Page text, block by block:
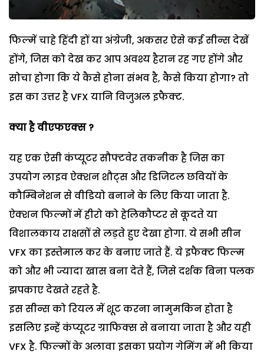
फिल्में चाहे हिंदी हों या अंग्रेजी, अकसर ऐसे कई सीन्स देखें
होंगे, जिस को देख कर आप अवश्य हैरान रह गए होंगे और
सोचा होगा कि ये कैसे होना संभव है, कैसे किया होगा? तो
इस का उत्तर है VFX यानि विजुअल इफैक्ट.
क्या है वीएफएक्स ?
यह एक ऐसी कंप्यूटर सौफ्टवेर तकनीक है जिस का
उपयोग लाइव ऐक्शन शौट्स और डिजिटल छवियों के
कौम्बिनेशन से वीडियो बनाने के लिए किया जाता है.
ऐक्शन फिल्मों में हीरो को हेलिकौप्टर से कूदते या
विशालकाय राक्षसों से लड़ते हुए देखा होगा. ये सभी सीन
VFX का इस्तेमाल कर के बनाए जाते हैं. ये इफैक्ट फिल्म
को और भी ज्यादा खास बना देते हैं, जिसे दर्शक बिना पलक
झपकाए देखते रहते है.
इस सीन्स को रियल में शूट करना नामुमकिन होता है
इसलिए इन्हें कंप्यूटर ग्राफिक्स से बनाया जाता है और यही
VFX है. फिल्मों के अलावा इसका प्रयोग गेमिंग में भी किया